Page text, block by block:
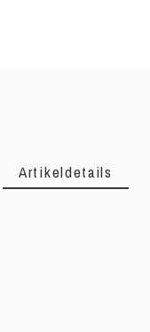
Artikeldetails